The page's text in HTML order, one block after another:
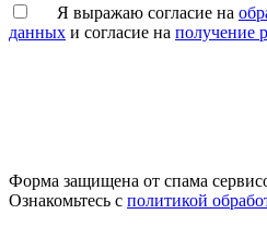
Я выражаю согласие на
данных и согласие на получение
Форма защищена от спама
Ознакомьтесь с политикой